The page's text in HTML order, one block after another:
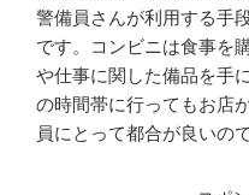
警備員さんが利用する手
です。コンビニは食事を
や仕事に関した備品を手
の時間帯に行ってもお店
員にとって都合が良いので